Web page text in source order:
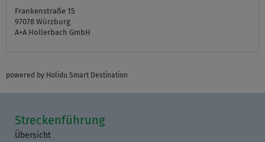
Frankenstraße 15
97078 Würzburg
A+A Hollerbach GmbH
powered by Holidu Smart Destination
Streckenführung
Übersicht